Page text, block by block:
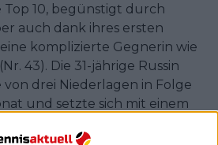
10, begünstigt durch
auch dank ihres ersten
komplizierte Gegnerin wie
43). Die 31-jährige Russin
von drei Niederlagen in Folge
und setzte sich mit einem